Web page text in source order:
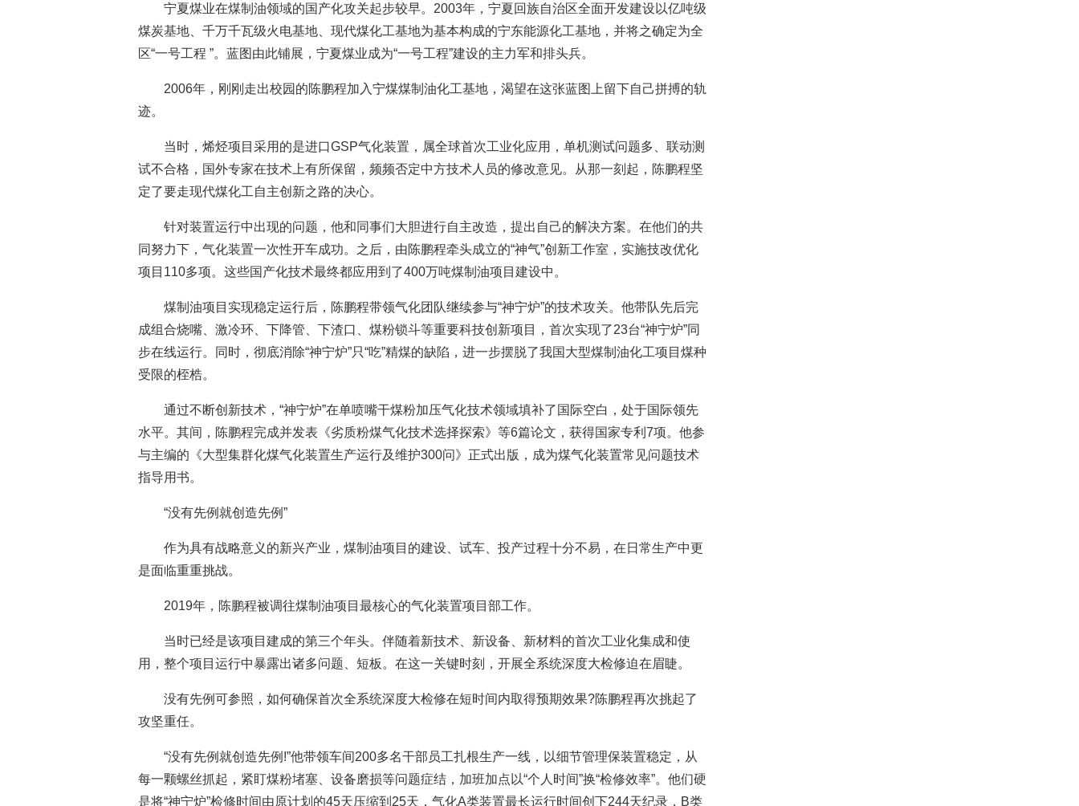
宁夏煤业在煤制油领域的国产化攻关起步较早。2003年，宁夏回族自治区全面开发建设以亿吨级
煤炭基地、千万千瓦级火电基地、现代煤化工基地为基本构成的宁东能源化工基地，并将之确定为全
区“一号工程 ”。蓝图由此铺展，宁夏煤业成为“一号工程”建设的主力军和排头兵。
2006年，刚刚走出校园的陈鹏程加入宁煤煤制油化工基地，渴望在这张蓝图上留下自己拼搏的轨
迹。
当时，烯烃项目采用的是进口GSP气化装置，属全球首次工业化应用，单机测试问题多、联动测
试不合格，国外专家在技术上有所保留，频频否定中方技术人员的修改意见。从那一刻起，陈鹏程坚
定了要走现代煤化工自主创新之路的决心。
针对装置运行中出现的问题，他和同事们大胆进行自主改造，提出自己的解决方案。在他们的共
同努力下，气化装置一次性开车成功。之后，由陈鹏程牵头成立的“神气”创新工作室，实施技改优化
项目110多项。这些国产化技术最终都应用到了400万吨煤制油项目建设中。
煤制油项目实现稳定运行后，陈鹏程带领气化团队继续参与“神宁炉”的技术攻关。他带队先后完
成组合烧嘴、激冷环、下降管、下渣口、煤粉锁斗等重要科技创新项目，首次实现了23台“神宁炉”同
步在线运行。同时，彻底消除“神宁炉”只“吃”精煤的缺陷，进一步摆脱了我国大型煤制油化工项目煤种
受限的桎梏。
通过不断创新技术，“神宁炉”在单喷嘴干煤粉加压气化技术领域填补了国际空白，处于国际领先
水平。其间，陈鹏程完成并发表《劣质粉煤气化技术选择探索》等6篇论文，获得国家专利7项。他参
与主编的《大型集群化煤气化装置生产运行及维护300问》正式出版，成为煤气化装置常见问题技术
指导用书。
“没有先例就创造先例”
作为具有战略意义的新兴产业，煤制油项目的建设、试车、投产过程十分不易，在日常生产中更
是面临重重挑战。
2019年，陈鹏程被调往煤制油项目最核心的气化装置项目部工作。
当时已经是该项目建成的第三个年头。伴随着新技术、新设备、新材料的首次工业化集成和使
用，整个项目运行中暴露出诸多问题、短板。在这一关键时刻，开展全系统深度大检修迫在眉睫。
没有先例可参照，如何确保首次全系统深度大检修在短时间内取得预期效果?陈鹏程再次挑起了
攻坚重任。
“没有先例就创造先例!”他带领车间200多名干部员工扎根生产一线，以细节管理保装置稳定，从
每一颗螺丝抓起，紧盯煤粉堵塞、设备磨损等问题症结，加班加点以“个人时间”换“检修效率”。他们硬
是将“神宁炉”检修时间由原计划的45天压缩到25天，气化A类装置最长运行时间创下244天纪录，B类